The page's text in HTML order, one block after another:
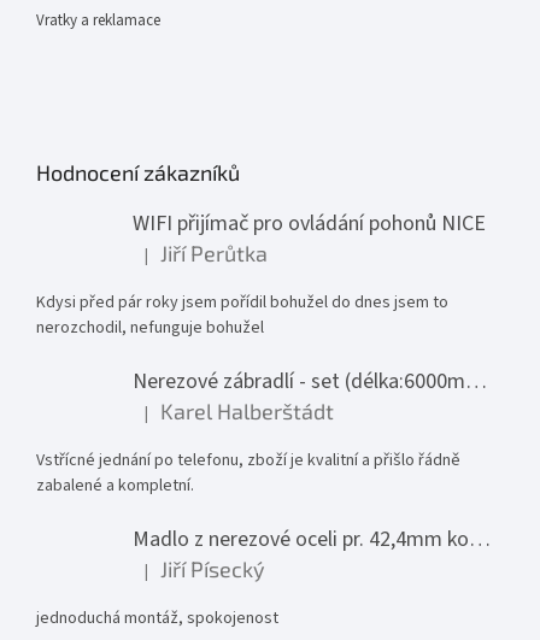
Vratky a reklamace
Hodnocení zákazníků
WIFI přijímač pro ovládání pohonů NICE
Hodnocení produktu je 1 z 5 hvězdiček.
| Jiří Perůtka
Kdysi před pár roky jsem pořídil bohužel do dnes jsem to
nerozchodil, nefunguje bohužel
Nerezové zábradlí - set (délka:6000mm x výška:1000mm)
Hodnocení produktu je 5 z 5 hvězdiček.
| Karel Halberštádt
Vstřícné jednání po telefonu, zboží je kvalitní a přišlo řádně
zabalené a kompletní.
Madlo z nerezové oceli pr. 42,4mm komplet - model 0116 - 3000mm
Hodnocení produktu je 5 z 5 hvězdiček.
| Jiří Písecký
jednoduchá montáž, spokojenost